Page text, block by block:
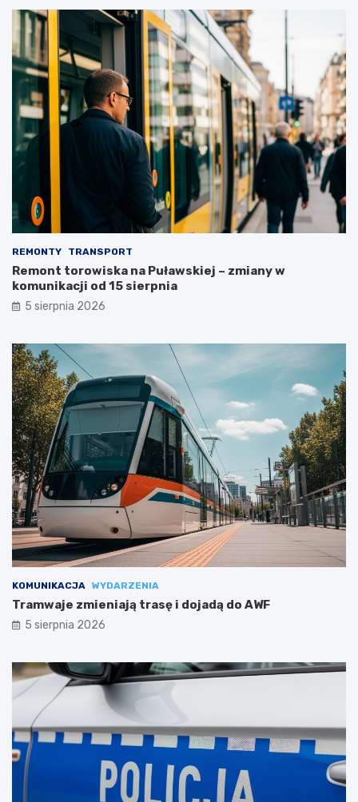
REMONTY TRANSPORT
Remont torowiska na Puławskiej – zmiany w
komunikacji od 15 sierpnia
5 sierpnia 2026
KOMUNIKACJA WYDARZENIA
Tramwaje zmieniają trasę i dojadą do AWF
5 sierpnia 2026